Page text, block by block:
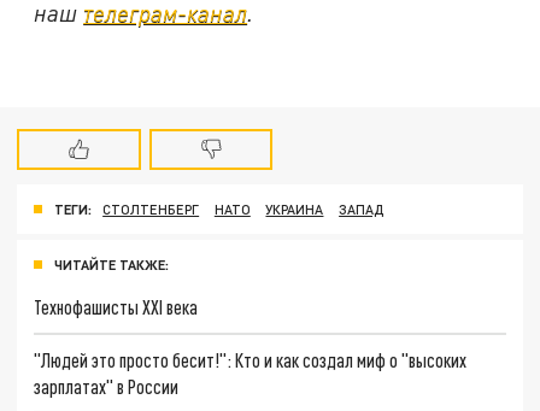
наш телеграм-канал.
ТЕГИ: СТОЛТЕНБЕРГ НАТО УКРАИНА ЗАПАД
ЧИТАЙТЕ ТАКЖЕ:
Технофашисты XXI века
"Людей это просто бесит!": Кто и как создал миф о "высоких
зарплатах" в России